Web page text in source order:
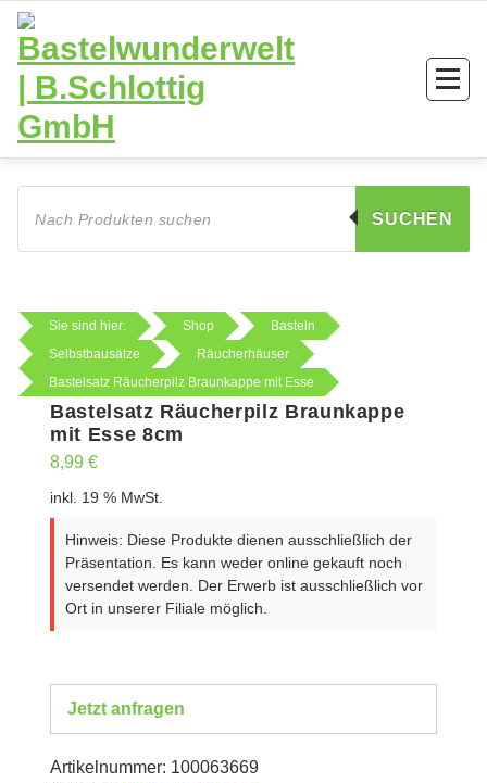
Zum
Inhalt
springen
Products
search
SUCHEN
Sie sind hier: Shop
Basteln
Selbstbausätze
Räucherhäuser
Bastelsatz Räucherpilz Braunkappe mit Esse
Bastelsatz Räucherpilz Braunkappe
mit Esse 8cm
8,99 €
inkl. 19 % MwSt.
Hinweis: Diese Produkte dienen ausschließlich der
Präsentation. Es kann weder online gekauft noch
versendet werden. Der Erwerb ist ausschließlich vor
Ort in unserer Filiale möglich.
Jetzt anfragen
Artikelnummer: 100063669